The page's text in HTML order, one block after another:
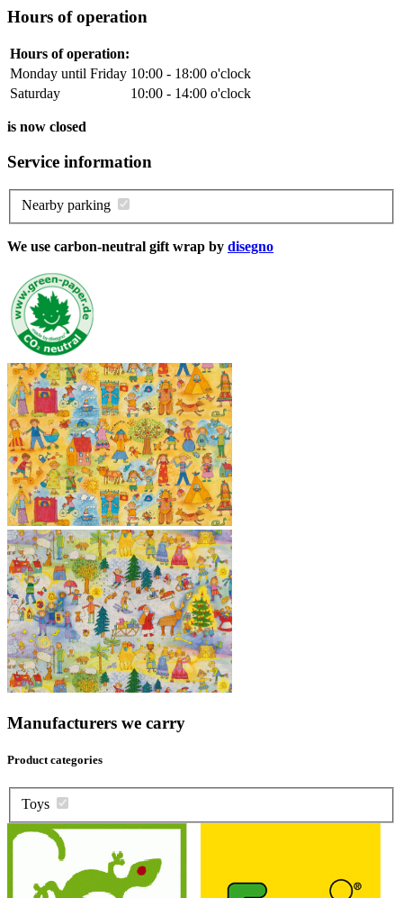
Hours of operation
Hours of operation:
Monday until Friday 10:00 - 18:00 o'clock
Saturday
10:00 - 14:00 o'clock
is now closed
Service information
Nearby parking
We use carbon-neutral gift wrap by disegno
Manufacturers we carry
Product categories
Toys